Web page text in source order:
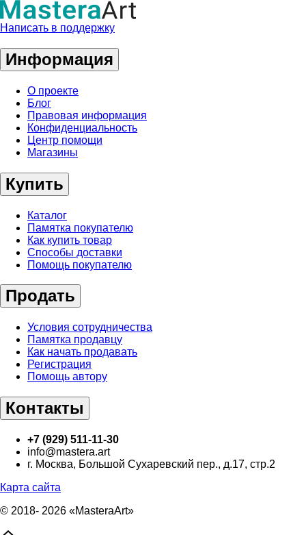
Написать в поддержку
Информация
О проекте
Блог
Правовая информация
Конфиденциальность
Центр помощи
Магазины
Купить
Каталог
Памятка покупателю
Как купить товар
Способы доставки
Помощь покупателю
Продать
Условия сотрудничества
Памятка продавцу
Как начать продавать
Регистрация
Помощь автору
Контакты
+7 (929) 511-11-30
info@mastera.art
г. Москва, Большой Сухаревский пер., д.17, стр.2
Карта сайта
© 2018- 2026 «MasteraArt»